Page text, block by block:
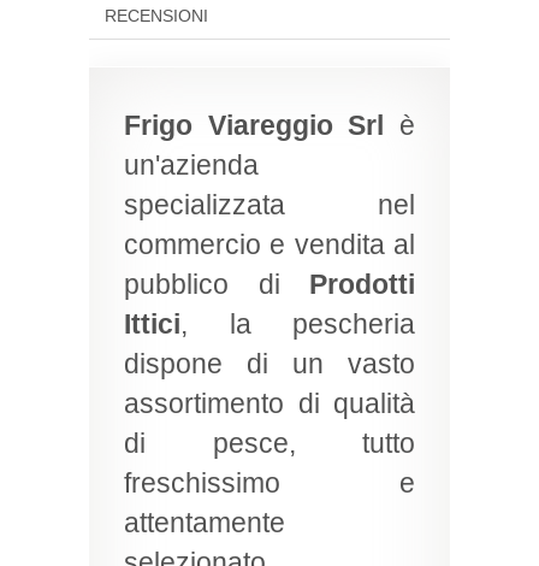
RECENSIONI
Frigo Viareggio Srl
è
un'azienda
specializzata nel
commercio e vendita al
pubblico di Prodotti
Ittici, la pescheria
dispone di un vasto
assortimento di qualità
di pesce, tutto
freschissimo e
attentamente